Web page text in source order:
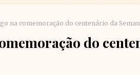
na comemoração do centenário da
do